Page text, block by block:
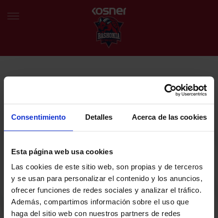
Consentimiento Detalles Acerca de las cookies
Esta página web usa cookies
Las cookies de este sitio web, son propias y de terceros
y se usan para personalizar el contenido y los anuncios,
ofrecer funciones de redes sociales y analizar el tráfico.
Además, compartimos información sobre el uso que
haga del sitio web con nuestros partners de redes
BERRIAK
SARRERAK
ABONATUAK
EGUTEGIA
Egin bat gure harmaila birtualarekin eta izan lehena klubaren
azken albiste eta promozioen berri izaten.
Baskoniaren Pribatutasun politika irakurri eta onartzen dut eta
Baskoniaren jarduerei, produktuei, zerbitzuei, lehiaketei, eskaintzei
eta/edo sustapenei buruzko komunikazio elektronikoak jaso nahi ditut.
DENDA OFIZIALA BASKONIA
SARRERAK